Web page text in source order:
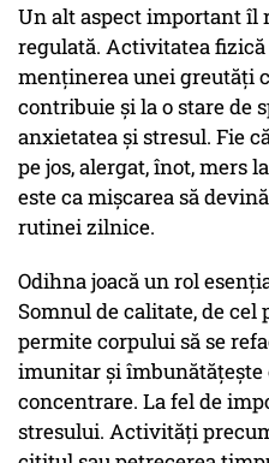
Un alt aspect important îl
regulată. Activitatea fizică
menținerea unei greutăți
contribuie și la o stare de
anxietatea și stresul. Fie
pe jos, alergat, înot, mers
este ca mișcarea să
rutinei zilnice.
Odihna joacă un rol
Somnul de calitate, de cel
permite corpului să se
imunitar și îmbunătățește
concentrare. La fel de
stresului. Activități